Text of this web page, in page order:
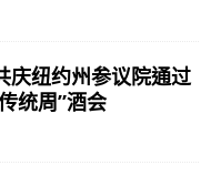
庆纽约州参议院通过
统周”酒会